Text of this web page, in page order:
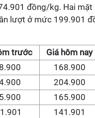
đồng/kg. Hai mặt
lượt ở mức 199.901
trước Giá hôm nay
168.900
204.900
165.900
141.901